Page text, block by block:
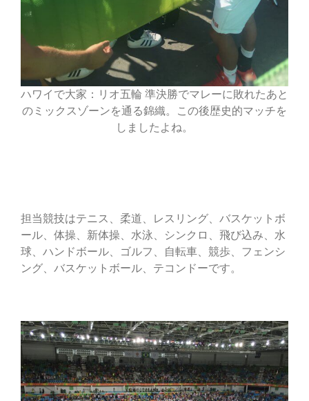
ハワイで大家：リオ五輪 準決勝でマレーに敗れたあと
のミックスゾーンを通る錦織。この後歴史的マッチを
しましたよね。
担当競技はテニス、柔道、レスリング、バスケットボ
ール、体操、新体操、水泳、シンクロ、飛び込み、水
球、ハンドボール、ゴルフ、自転車、競歩、フェンシ
ング、バスケットボール、テコンドーです。